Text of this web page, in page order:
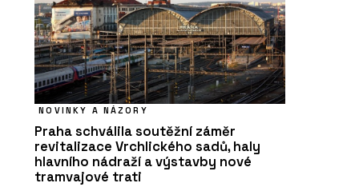
NOVINKY A NÁZORY
Praha schválila soutěžní záměr
revitalizace Vrchlického sadů, haly
hlavního nádraží a výstavby nové
tramvajové trati